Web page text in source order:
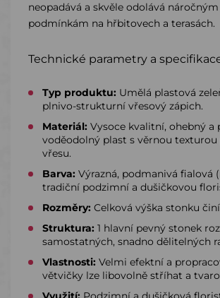
neopadává a skvěle odolává
podmínkám na hřbitovech a terasách.
Technické parametry a
Typ produktu: Umělá plastová
plnivo-strukturní vřesový zápich.
Materiál: Vysoce kvalitní, ohebný a
voděodolný plast s věrnou
vřesu.
Barva: Výrazná, podmanivá fialová
tradiční podzimní a dušičkovou
Rozměry: Celková výška stonku
Struktura: 1 hlavní pevný stonek
samostatných, snadno dělitelných
Vlastnosti: Velmi efektní a
větvičky lze libovolně stříhat a